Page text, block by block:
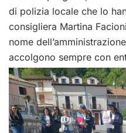
di polizia locale che lo
consigliera Martina
nome
accolgono sempre con